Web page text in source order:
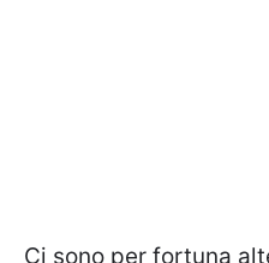
Ci sono per fortuna